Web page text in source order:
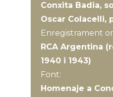
Conxita Badia,
Oscar Colacelli,
Enregistrament
RCA Argentina
1940 i 1943)
Font:
Homenaje a